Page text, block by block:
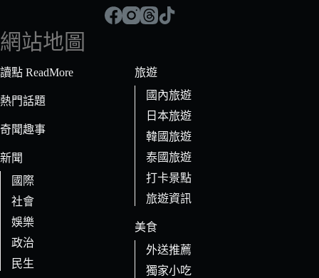
符
合
條
的
果
網站地圖
讀點 ReadMore
熱門話題
奇聞趣事
新聞
國際
社會
娛樂
政治
民生
旅遊
國內旅遊
日本旅遊
韓國旅遊
泰國旅遊
打卡景點
旅遊資訊
美食
外送推薦
獨家小吃